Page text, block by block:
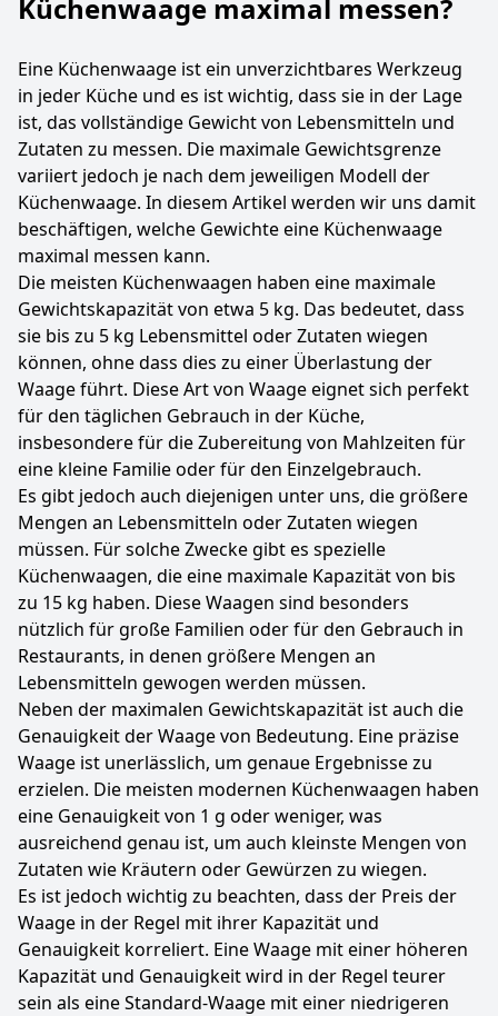
Küchenwaage maximal messen?
Eine Küchenwaage ist ein unverzichtbares Werkzeug
in jeder Küche und es ist wichtig, dass sie in der Lage
ist, das vollständige Gewicht von Lebensmitteln und
Zutaten zu messen. Die maximale Gewichtsgrenze
variiert jedoch je nach dem jeweiligen Modell der
Küchenwaage. In diesem Artikel werden wir uns damit
beschäftigen, welche Gewichte eine Küchenwaage
maximal messen kann.
Die meisten Küchenwaagen haben eine maximale
Gewichtskapazität von etwa 5 kg. Das bedeutet, dass
sie bis zu 5 kg Lebensmittel oder Zutaten wiegen
können, ohne dass dies zu einer Überlastung der
Waage führt. Diese Art von Waage eignet sich perfekt
für den täglichen Gebrauch in der Küche,
insbesondere für die Zubereitung von Mahlzeiten für
eine kleine Familie oder für den Einzelgebrauch.
Es gibt jedoch auch diejenigen unter uns, die größere
Mengen an Lebensmitteln oder Zutaten wiegen
müssen. Für solche Zwecke gibt es spezielle
Küchenwaagen, die eine maximale Kapazität von bis
zu 15 kg haben. Diese Waagen sind besonders
nützlich für große Familien oder für den Gebrauch in
Restaurants, in denen größere Mengen an
Lebensmitteln gewogen werden müssen.
Neben der maximalen Gewichtskapazität ist auch die
Genauigkeit der Waage von Bedeutung. Eine präzise
Waage ist unerlässlich, um genaue Ergebnisse zu
erzielen. Die meisten modernen Küchenwaagen haben
eine Genauigkeit von 1 g oder weniger, was
ausreichend genau ist, um auch kleinste Mengen von
Zutaten wie Kräutern oder Gewürzen zu wiegen.
Es ist jedoch wichtig zu beachten, dass der Preis der
Waage in der Regel mit ihrer Kapazität und
Genauigkeit korreliert. Eine Waage mit einer höheren
Kapazität und Genauigkeit wird in der Regel teurer
sein als eine Standard-Waage mit einer niedrigeren